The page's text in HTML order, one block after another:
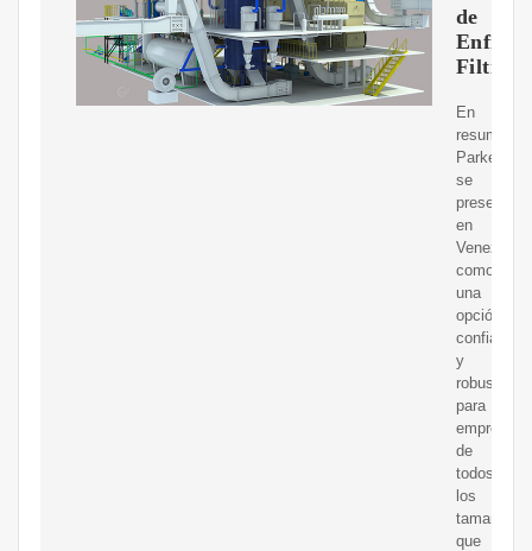
de
Filtros
En
resumen,
Parker
se
presenta
en
Venezuela
como
una
opción
confiable
y
robusta
para
empresas
de
todos
los
tamaños
que